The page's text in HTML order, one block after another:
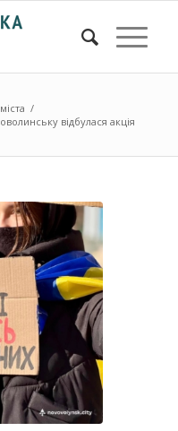
/
відбулася акція